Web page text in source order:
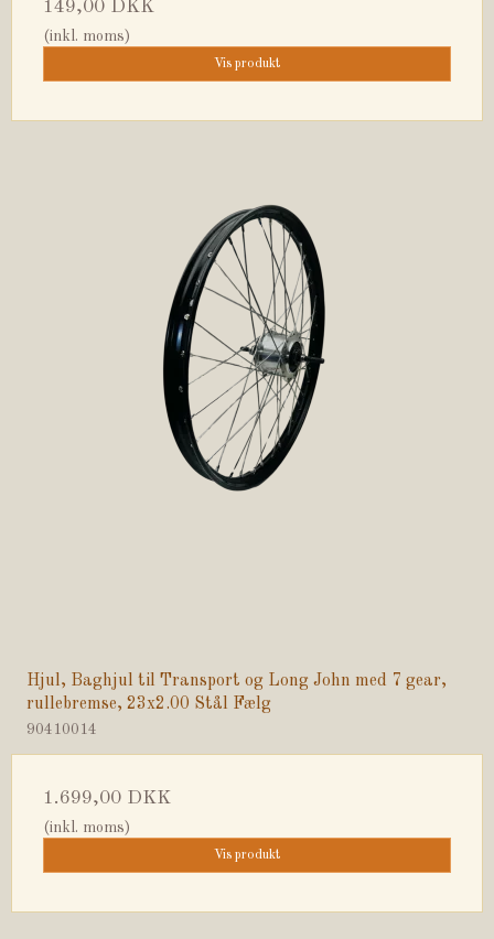
149,00 DKK
(inkl. moms)
Vis produkt
Hjul, Baghjul til Transport og Long John med 7 gear,
rullebremse, 23x2.00 Stål Fælg
90410014
1.699,00 DKK
(inkl. moms)
Vis produkt